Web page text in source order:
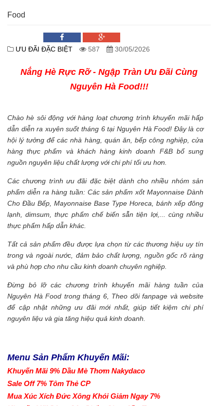
Food
ƯU ĐÃI ĐẶC BIỆT 587 30/05/2026
Nắng Hè Rực Rỡ - Ngập Tràn Ưu Đãi Cùng
Nguyên Hà Food!!!
Chào hè sôi động với hàng loạt chương trình khuyến mãi hấp
dẫn diễn ra xuyên suốt tháng 6 tại Nguyên Hà Food! Đây là cơ
hội lý tưởng để các nhà hàng, quán ăn, bếp công nghiệp, cửa
hàng thực phẩm và khách hàng kinh doanh F&B bổ sung
nguồn nguyên liệu chất lượng với chi phí tối ưu hơn.
Các chương trình ưu đãi đặc biệt dành cho nhiều nhóm sản
phẩm diễn ra hàng tuần: Các sản phẩm xốt Mayonnaise Dành
Cho Đầu Bếp, Mayonnaise Base Type Horeca, bánh xếp đông
lạnh, dimsum, thực phẩm chế biến sẵn tiện lợi,... cùng nhiều
thực phẩm hấp dẫn khác.
Tất cả sản phẩm đều được lựa chọn từ các thương hiệu uy tín
trong và ngoài nước, đảm bảo chất lượng, nguồn gốc rõ ràng
và phù hợp cho nhu cầu kinh doanh chuyên nghiệp.
Đừng bỏ lỡ các chương trình khuyến mãi hàng tuần của
Nguyên Hà Food trong tháng 6, Theo dõi fanpage và website
để cập nhật những ưu đãi mới nhất, giúp tiết kiệm chi phí
nguyên liệu và gia tăng hiệu quả kinh doanh.
Menu Sản Phẩm Khuyến Mãi:
Khuyến Mãi 9% Dầu Mè Thơm Nakydaco
Sale Off 7% Tôm Thẻ CP
Mua Xúc Xích Đức Xông Khói Giảm Ngay 7%